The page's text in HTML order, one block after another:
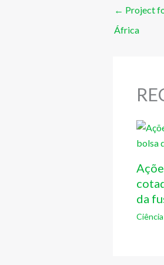
← Project
África
da
Ciência